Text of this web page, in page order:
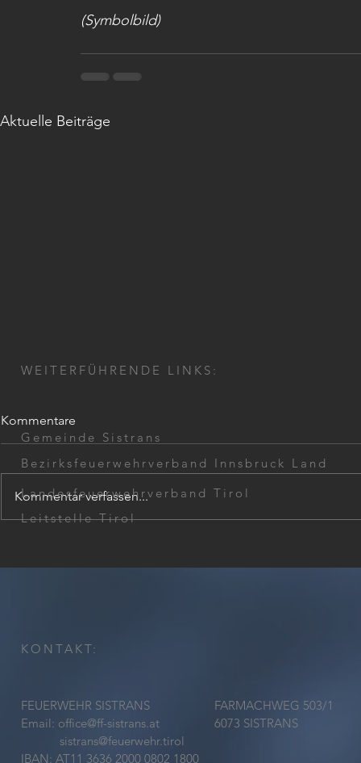
(Symbolbild)
Aktuelle Beiträge
Wohnungsöffnung
Kommentare
Kommentar verfassen...
WEITERFÜHRENDE LINKS:
Gemeinde Sistrans
Bezirksfeuerwehrverband Innsbruck Land
Landesfeuerwehrverband Tirol
Leitstelle Tirol
KONTAKT:
FEUERWEHR SISTRANS
Email: office@ff-sistrans.at
sistrans@feuerwehr.tirol
IBAN: AT11 3636 2000 0802 1800
FARMACHWEG 503/1
6073 SISTRANS